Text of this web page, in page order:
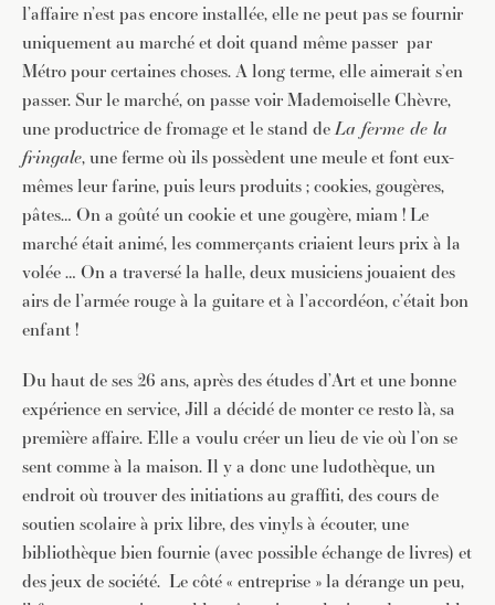
l’affaire n’est pas encore installée, elle ne peut pas se fournir
uniquement au marché et doit quand même passer par
Métro pour certaines choses. A long terme, elle aimerait s’en
passer. Sur le marché, on passe voir Mademoiselle Chèvre,
une productrice de fromage et le stand deLa ferme de la
fringale, une ferme où ils possèdent une meule et font eux-
mêmes leur farine, puis leurs produits ; cookies, gougères,
pâtes… On a goûté un cookie et une gougère, miam ! Le
marché était animé, les commerçants criaient leurs prix à la
volée … On a traversé la halle, deux musiciens jouaient des
airs de l’armée rouge à la guitare et à l’accordéon, c’était bon
enfant !
Du haut de ses 26 ans, après des études d’Art et une bonne
expérience en service, Jill a décidé de monter ce resto là, sa
première affaire. Elle a voulu créer un lieu de vie où l’on se
sent comme à la maison. Il y a donc une ludothèque, un
endroit où trouver des initiations au graffiti, des cours de
soutien scolaire à prix libre, des vinyls à écouter, une
bibliothèque bien fournie (avec possible échange de livres) et
des jeux de société. Le côté « entreprise » la dérange un peu,